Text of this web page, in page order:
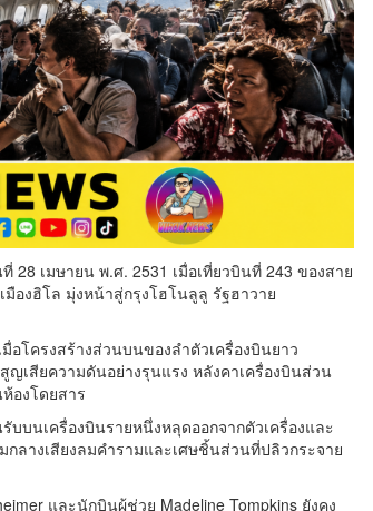
เมษายน พ.ศ. 2531 เมื่อเที่ยวบินที่ 243 ของสาย
มืองฮิโล มุ่งหน้าสู่กรุงโฮโนลูลู รัฐฮาวาย
อโครงสร้างส่วนบนของลำตัวเครื่องบินยาว
เสียความดันอย่างรุนแรง หลังคาเครื่องบินส่วน
องโดยสาร
บนเครื่องบินรายหนึ่งหลุดออกจากตัวเครื่องและ
ลางเสียงลมคำรามและเศษชิ้นส่วนที่ปลิวกระจาย
และนักบินผู้ช่วย Madeline Tompkins ยังคง